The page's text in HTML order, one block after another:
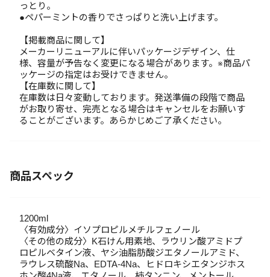
っとり。
●ペパーミントの香りでさっぱりと洗い上げます。
【掲載商品に関して】
メーカーリニューアルに伴いパッケージデザイン、仕
様、容量が予告なく変更になる場合があります。※商品パ
ッケージの指定はお受けできません。
【在庫数に関して】
在庫数は日々変動しております。発送準備の段階で商品
がお取り寄せ、完売となる場合はキャンセルをお願いす
ることがございます。あらかじめご了承ください。
商品スペック
1200ml
〈有効成分〉イソプロピルメチルフェノール
〈その他の成分〉K石けん用素地、ラウリン酸アミドプ
ロピルベタイン液、ヤシ油脂肪酸ジエタノールアミド、
ラウレス硫酸Na、EDTA-4Na、ヒドロキシエタンジホス